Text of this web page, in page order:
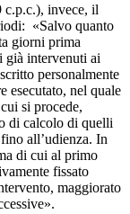
c.p.c.), invece, il
«Salvo quanto
giorni prima
già intervenuti ai
personalmente
esecutato, nel quale
si procede,
di calcolo di quelli
all’udienza. In
di cui al primo
fissato
maggiorato